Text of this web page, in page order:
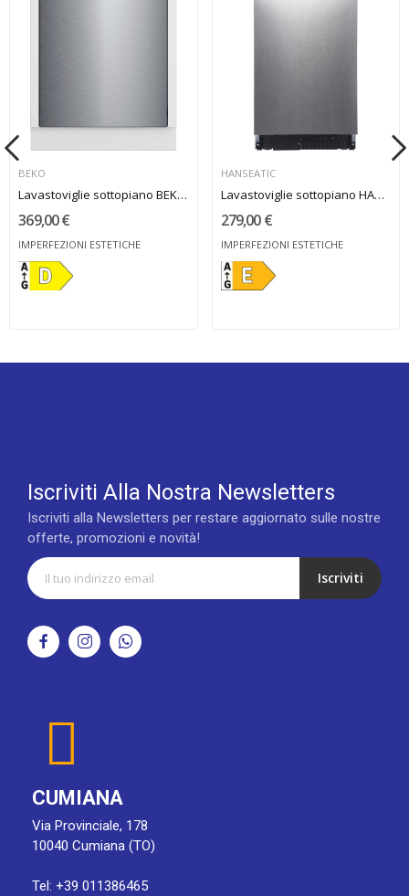
BEKO
Lavastoviglie sottopiano BEKO pannello inox
369,00 €
IMPERFEZIONI ESTETICHE
HANSEATIC
Lavastoviglie sottopiano HANSEATIC 45cm...
279,00 €
IMPERFEZIONI ESTETICHE
Iscriviti Alla Nostra Newsletters
Iscriviti alla Newsletters per restare aggiornato sulle nostre
offerte, promozioni e novità!
Iscriviti
CUMIANA
Via Provinciale, 178
10040 Cumiana (TO)
Tel: +39 011386465